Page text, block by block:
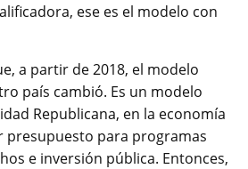
ese es el modelo con
a partir de 2018, el modelo
país cambió. Es un modelo
Republicana, en la economía
presupuesto para programas
e inversión pública. Entonces,